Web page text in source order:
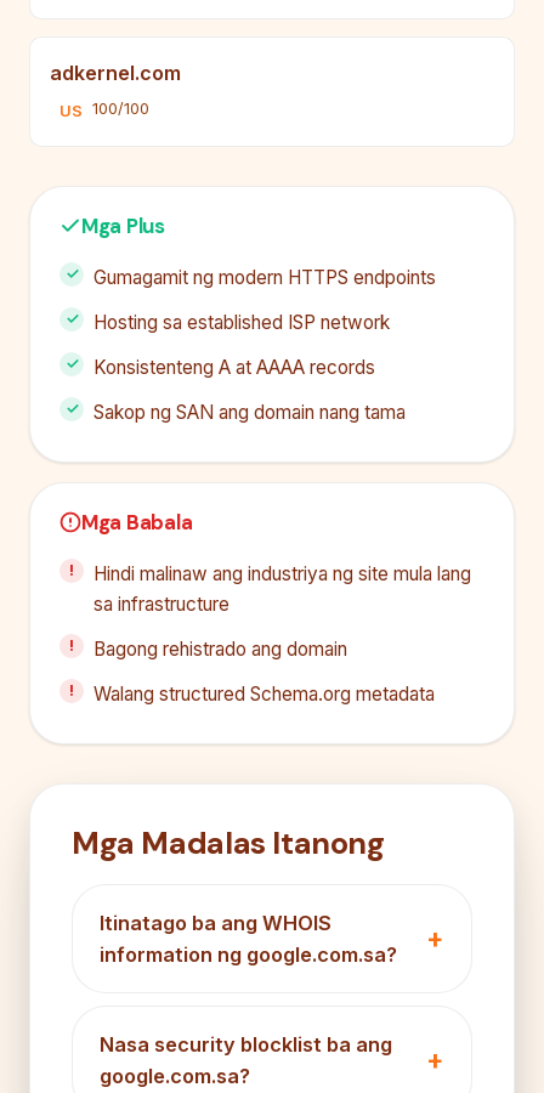
adkernel.com
US 100/100
Mga Plus
Gumagamit ng modern HTTPS endpoints
Hosting sa established ISP network
Konsistenteng A at AAAA records
Sakop ng SAN ang domain nang tama
Mga Babala
Hindi malinaw ang industriya ng site mula lang
sa infrastructure
Bagong rehistrado ang domain
Walang structured Schema.org metadata
Mga Madalas Itanong
Itinatago ba ang WHOIS
information ng google.com.sa?
Nasa security blocklist ba ang
google.com.sa?